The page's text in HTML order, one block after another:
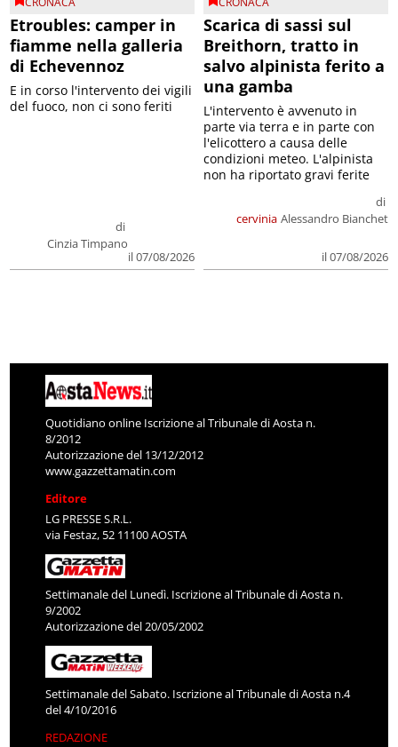
Etroubles: camper in
fiamme nella galleria
di Echevennoz
di
Cinzia Timpano
il 07/08/2026
E in corso l'intervento dei vigili
del fuoco, non ci sono feriti
Scarica di sassi sul
Breithorn, tratto in
salvo alpinista ferito a
una gamba
cervinia
di
Alessandro Bianchet
il 07/08/2026
L'intervento è avvenuto in
parte via terra e in parte con
l'elicottero a causa delle
condizioni meteo. L'alpinista
non ha riportato gravi ferite
Quotidiano online Iscrizione al Tribunale di Aosta n.
8/2012
Autorizzazione del 13/12/2012
www.gazzettamatin.com
Editore
LG PRESSE S.R.L.
via Festaz, 52 11100 AOSTA
Settimanale del Lunedì. Iscrizione al Tribunale di Aosta n.
9/2002
Autorizzazione del 20/05/2002
Settimanale del Sabato. Iscrizione al Tribunale di Aosta n.4
del 4/10/2016
REDAZIONE